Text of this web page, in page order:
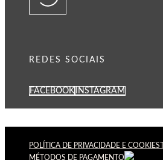
REDES SOCIAIS
FACEBOOK INSTAGRAM
POLÍTICA DE PRIVACIDADE E COOKIES
MÉTODOS DE PAGAMENTO